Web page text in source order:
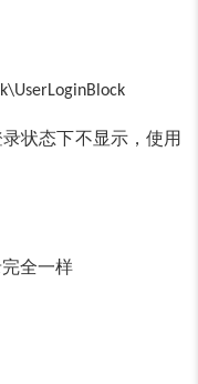
状态下不显示，使用
全一样